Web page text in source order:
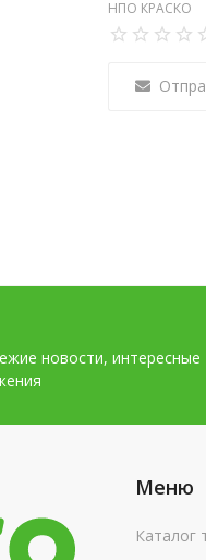
НПО КРАСКО
новости, интересные
Меню
Каталог